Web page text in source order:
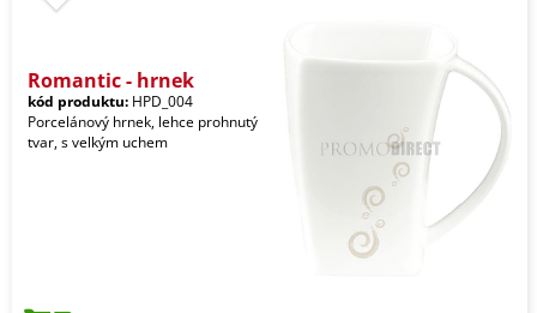
Romantic - hrnek
kód produktu: HPD_004
Porcelánový hrnek, lehce prohnutý
tvar, s velkým uchem